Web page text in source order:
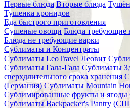
Первые блюда Вторые блюда
Тушенка кронидов
Еда быстрого приготовления
Сушеные овощи Блюда требующие
Блюда не требующие варки
Сублиматы и Концентраты
Сублиматы LeoTravel Леовит
Сублиматы Гала-Гала Сублиматы
сверхдлительного срока хранения
(Германия) Сублиматы Mountain
Сублимированные фрукты и ягоды
Сублиматы Backpacker's Pantry